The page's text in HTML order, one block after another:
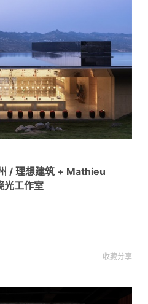
/ 理想建筑 + Mathieu
工作室
收藏分享